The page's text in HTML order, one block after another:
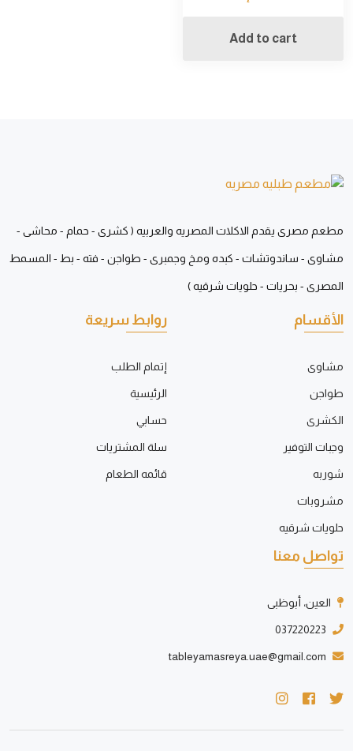
Add to cart
مطعم مصرى يقدم الاكلات المصريه والعربيه ( كشرى - حمام - محاشى -
مشاوى - ساندوتشات - كبده ومخ وجمبرى - طواجن - فته - بط - المسمط
المصرى - بحريات - حلويات شرقيه )
الأقسام
مشاوى
طواجن
الكشرى
وجبات التوفير
شوربه
مشروبات
حلويات شرقيه
روابط سريعة
إتمام الطلب
الرئيسية
حسابي
سلة المشتريات
قائمه الطعام
تواصل معنا
العين، أبوظبى